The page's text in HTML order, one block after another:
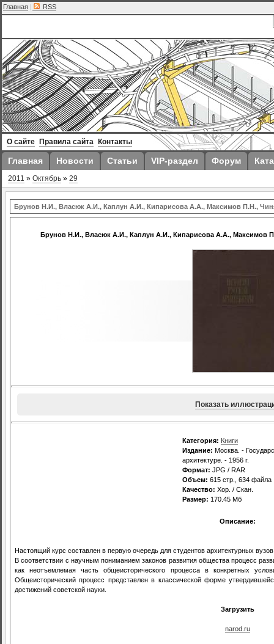
Главная | RSS
О сайте Правила сайта Контакты
Главная Новости Статьи VIP-раздел Форум
2011 » Октябрь » 29
Брунов Н.И., Власюк А.И., Каплун А.И., Кипарисова А.А., Максимов П.Н.,
Брунов Н.И., Власюк А.И., Каплун А.И., Кипарисова А.А., Максимов
Показать
Категория: Книги
Издание: Москва. -
архитектуре. - 1956 г.
Формат: JPG / RAR
Объем: 615 стр., 634 файла
Качество: Хор. / Скан.
Размер: 170.45 Мб
Описание:
Настоящий курс составлен в первую очередь для студентов архитектурных
В соответствии с научным пониманием законов развития общества процесс
как неотъемлемая часть общеисторического процесса в конкретных
Общеисторический процесс представлен в классической форме
достижений советской науки.
Загрузить
narod.ru